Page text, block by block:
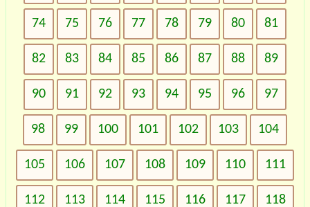
74 75 76 77 78 79 80 81
82 83 84 85 86 87 88 89
90 91 92 93 94 95 96 97
98 99 100 101 102 103 104
105 106 107 108 109 110 111
112 113 114 115 116 117 118